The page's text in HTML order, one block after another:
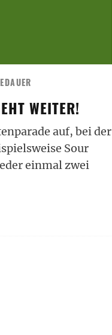
WEITER!
auf, bei der
Sour
einmal zwei